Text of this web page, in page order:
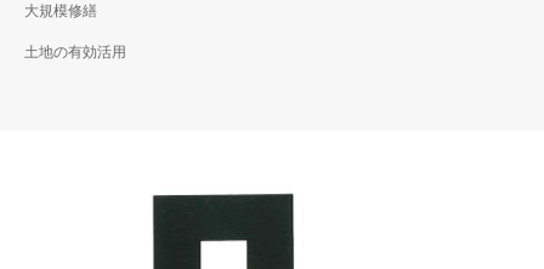
大規模修繕
土地の有効活用